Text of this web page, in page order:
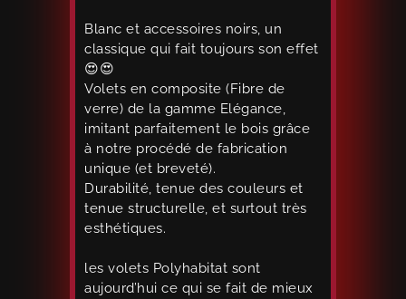
Blanc et accessoires noirs, un
classique qui fait toujours son effet
😍😍
Volets en composite (Fibre de
verre) de la gamme Elégance,
imitant parfaitement le bois grâce
à notre procédé de fabrication
unique (et breveté).
Durabilité, tenue des couleurs et
tenue structurelle, et surtout très
esthétiques.
les volets Polyhabitat sont
aujourd’hui ce qui se fait de mieux